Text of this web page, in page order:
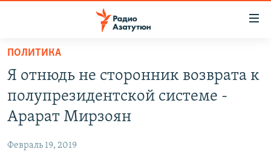
Перейти
основному
содержанию
Перейти
основной
навигации
ПОЛИТИКА
ЭКОНОМИКА
ПОЛИТИКА
Я отнюдь не сторонник возврата к
полупрезидентской системе -
Арарат Мирзоян
Февраль 19, 2019